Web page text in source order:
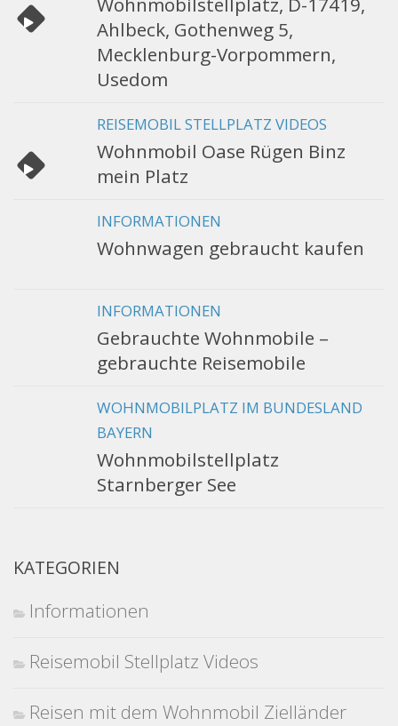
Ahlbeck, Gothenweg 5,
Mecklenburg-Vorpommern,
Usedom
REISEMOBIL STELLPLATZ VIDEOS
Wohnmobil Oase Rügen Binz
mein Platz
INFORMATIONEN
Wohnwagen gebraucht kaufen
INFORMATIONEN
Gebrauchte Wohnmobile –
gebrauchte Reisemobile
WOHNMOBILPLATZ IM BUNDESLAND
BAYERN
Wohnmobilstellplatz
Starnberger See
KATEGORIEN
Informationen
Reisemobil Stellplatz Videos
Reisen mit dem Wohnmobil Zielländer